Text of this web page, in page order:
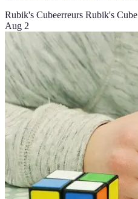
Rubik's Cubeerreurs Rubik's Cube
Aug 2